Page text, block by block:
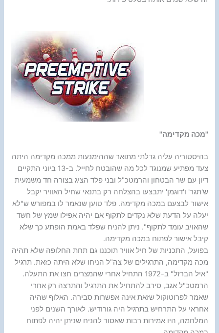
"מכה מקדימה"
בהיסטוריה עליה גדלתי מתואר שההימנעות ממכה מקדימה היתה
צעד מפתיע שמנוגד לכל מה שהובטח לחייל. ב-13 ביוני התקיים
דיון עם שר הבטחון והרמטכ"ל ובני פלד הציג בצורה חד משמעית
ש'תגר' ו'דוגמן' יתבצעו בהצלחה רק בתנאי שחיל האוויר יקבל
אישור לבצעם במכה מקדימה. פלד טוען שנאמר לו במפורש ש"לא
יעלה על הדעת שלא נקדים לתקוף אם יהיה אפילו שמץ של חשד
שהאויב עומד לתקוף". ניתן להניח שפלד באמת הופתע כך שלא
קיבל אישור לפתוח במכה מקדימה.
בפועל, התכניות של חיל אוויר תוכננו גם תחת החלופה שלא תהיה
מכה מקדימה, התרגילים של צה"ל הניחו שלא היתה כזאת. תרגיל
"איל הברזל" ב-1972 התחיל אחרי שהמצרים חצו את התעלה.
הרמטכ"ל אגב, סירב להתחיל את התרגיל והתרצה רק אחרי
שאמר לפרוטוקול שזאת אינה אפשרות סבירה. האלוף שהיה
אחראי על התרחיש בתרגיל היה גורודיש. לאורך השנים לפני
המלחמה, היו אמירות רבות שאסור להניח שניתן יהיה לפתוח